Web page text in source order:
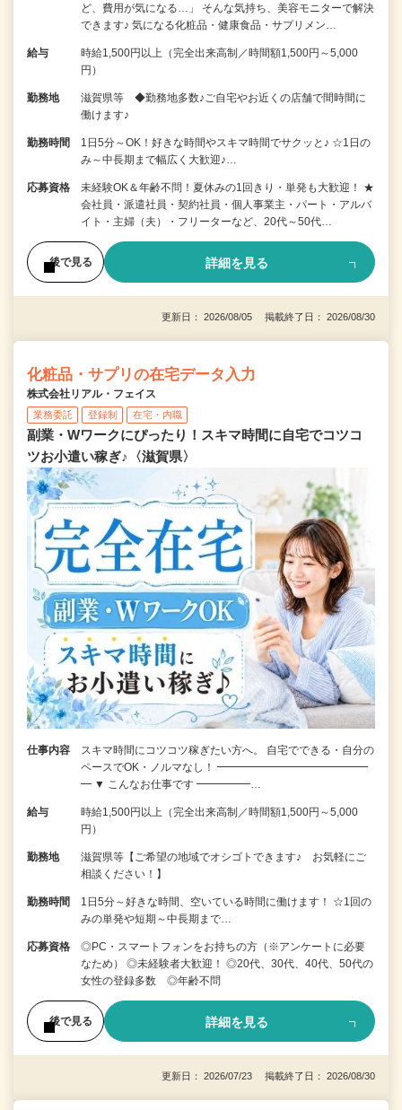
ど、費用が気になる…」 そんな気持ち、美容モニターで解決
できます♪ 気になる化粧品・健康食品・サプリメン…
給与
時給1,500円以上（完全出来高制／時間額1,500円～5,000
円）
勤務地
滋賀県等 ◆勤務地多数♪ご自宅やお近くの店舗で間時間に
働けます♪
勤務時間
1日5分～OK！好きな時間やスキマ時間でサクッと♪ ☆1日の
み～中長期まで幅広く大歓迎♪…
応募資格
未経験OK＆年齢不問！夏休みの1回きり・単発も大歓迎！ ★
会社員・派遣社員・契約社員・個人事業主・パート・アルバ
イト・主婦（夫）・フリーターなど、20代～50代…
後で見る 詳細を見る
更新日： 2026/08/05 掲載終了日： 2026/08/30
化粧品・サプリの在宅データ入力
株式会社リアル・フェイス
業務委託 登録制 在宅・内職
副業・Wワークにぴったり！スキマ時間に自宅でコツコ
ツお小遣い稼ぎ♪〈滋賀県〉
仕事内容
スキマ時間にコツコツ稼ぎたい方へ。 自宅でできる・自分の
ペースでOK・ノルマなし！ ━━━━━━━━━━━━━━
━ ▼ こんなお仕事です ━━━━━…
給与
時給1,500円以上（完全出来高制／時間額1,500円～5,000
円）
勤務地
滋賀県等【ご希望の地域でオシゴトできます♪ お気軽にご
相談ください！】
勤務時間
1日5分～好きな時間、空いている時間に働けます！ ☆1回の
みの単発や短期～中長期まで…
応募資格
◎PC・スマートフォンをお持ちの方（※アンケートに必要
なため） ◎未経験者大歓迎！ ◎20代、30代、40代、50代の
女性の登録多数 ◎年齢不問
後で見る 詳細を見る
更新日： 2026/07/23 掲載終了日： 2026/08/30